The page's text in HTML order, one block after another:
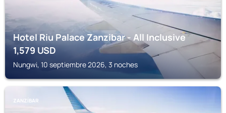
Hotel Riu Palace Zanzibar - All Inclusive
1,579 USD
Nungwi, 10 septiembre 2026, 3 noches
ZANZÍBAR